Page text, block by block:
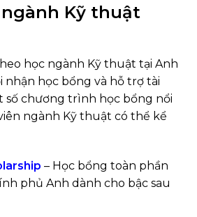
Kỹ thuật
học ngành Kỹ thuật tại Anh
nhận học bổng và hỗ trợ tài
số chương trình học bổng nổi
ngành Kỹ thuật có thể kể
– Học bổng toàn phần
phủ Anh dành cho bậc sau